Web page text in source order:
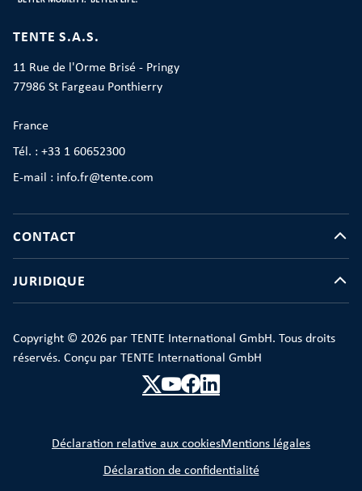
TENTE S.A.S.
11 Rue de l'Orme Brisé - Pringy
77986 St Fargeau Ponthierry
France
Tél. : +33 1 60652300
E-mail : info.fr@tente.com
CONTACT
JURIDIQUE
Copyright © 2026 par TENTE International GmbH. Tous droits
réservés. Conçu par TENTE International GmbH
Déclaration relative aux cookiesMentions légales
Déclaration de confidentialité